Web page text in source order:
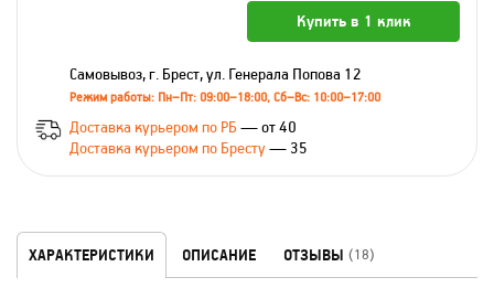
Купить в 1 клик
Самовывоз, г. Брест, ул. Генерала Попова 12
Режим работы: Пн–Пт: 09:00–18:00, Сб–Вс: 10:00–17:00
Доставка курьером по РБ — от 40
Доставка курьером по Бресту— 35
ХАРАКТЕРИСТИКИ ОПИСАНИЕ ОТЗЫВЫ (18)